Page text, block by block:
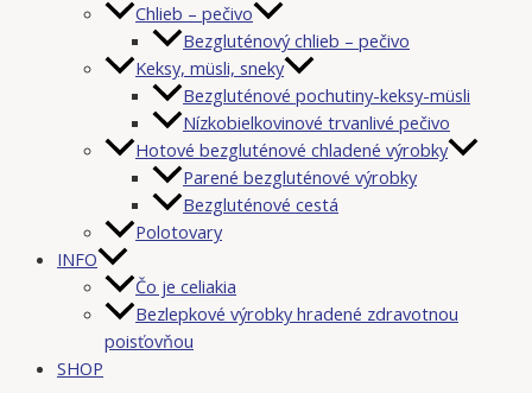
Chlieb – pečivo
Bezgluténový chlieb – pečivo
Keksy, müsli, sneky
Bezgluténové pochutiny-keksy-müsli
Nízkobielkovinové trvanlivé pečivo
Hotové bezgluténové chladené výrobky
Parené bezgluténové výrobky
Bezgluténové cestá
Polotovary
INFO
Čo je celiakia
Bezlepkové výrobky hradené zdravotnou
poisťovňou
SHOP